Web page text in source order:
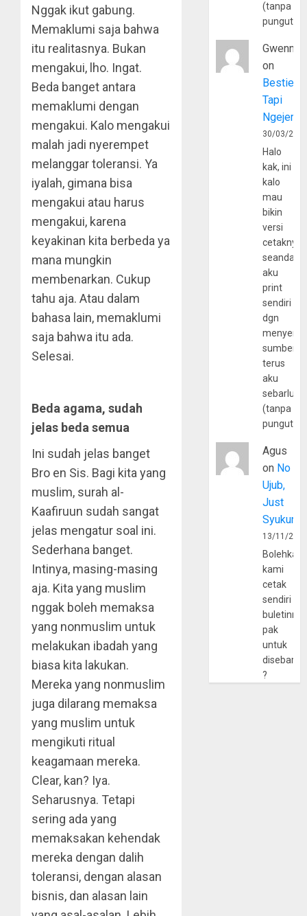
Nggak ikut gabung.
Memaklumi saja bahwa
itu realitasnya. Bukan
mengakui, lho. Ingat.
Beda banget antara
memaklumi dengan
mengakui. Kalo mengakui
malah jadi nyerempet
melanggar toleransi. Ya
iyalah, gimana bisa
mengakui atau harus
mengakui, karena
keyakinan kita berbeda ya
mana mungkin
membenarkan. Cukup
tahu aja. Atau dalam
bahasa lain, memaklumi
saja bahwa itu ada.
Selesai.
Beda agama, sudah
jelas beda semua
Ini sudah jelas banget
Bro en Sis. Bagi kita yang
muslim, surah al-
Kaafiruun sudah sangat
jelas mengatur soal ini.
Sederhana banget.
Intinya, masing-masing
aja. Kita yang muslim
nggak boleh memaksa
yang nonmuslim untuk
melakukan ibadah yang
biasa kita lakukan.
Mereka yang nonmuslim
juga dilarang memaksa
yang muslim untuk
mengikuti ritual
keagamaan mereka.
Clear, kan? Iya.
Seharusnya. Tetapi
sering ada yang
memaksakan kehendak
mereka dengan dalih
toleransi, dengan alasan
bisnis, dan alasan lain
(tanpa
Gwenny
on
Bestie
Tapi
30/03/
Halo
kak, ini
kalo
mau
bikin
versi
cetaknya
aku
print
sendiri
dgn
sumber
terus
aku
(tanpa
Agus
on No
Ujub,
Just
Syukur
13/11/
Bolehkah
kami
cetak
sendiri
pak
untuk
?